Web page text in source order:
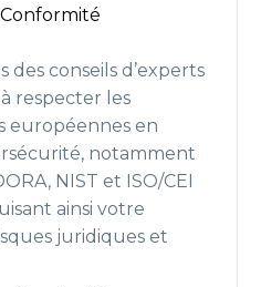
des conseils d’experts
respecter les
européennes en
notamment
NIST et ISO/CEI
ainsi votre
juridiques et